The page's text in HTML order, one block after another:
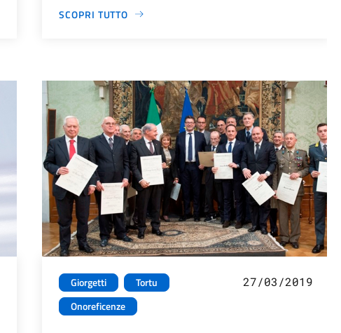
SCOPRI TUTTO
Giorgetti
Tortu
Onoreficenze
27/03/2019